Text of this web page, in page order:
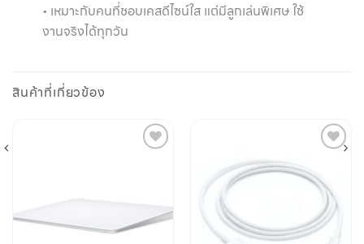
• เหมาะกับคนที่ชอบเคสดีไซน์ใส แต่มีลูกเล่นพิเศษ ใช้
งานจริงได้ทุกวัน
สินค้าที่เกี่ยวข้อง
wishlist